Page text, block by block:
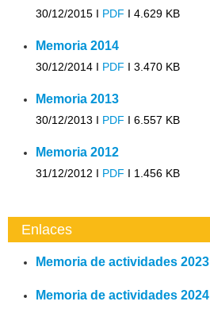
30/12/2015 I PDF I 4.629 KB
Memoria 2014
30/12/2014 I PDF I 3.470 KB
Memoria 2013
30/12/2013 I PDF I 6.557 KB
Memoria 2012
31/12/2012 I PDF I 1.456 KB
Enlaces
Memoria de actividades 2023
Memoria de actividades 2024